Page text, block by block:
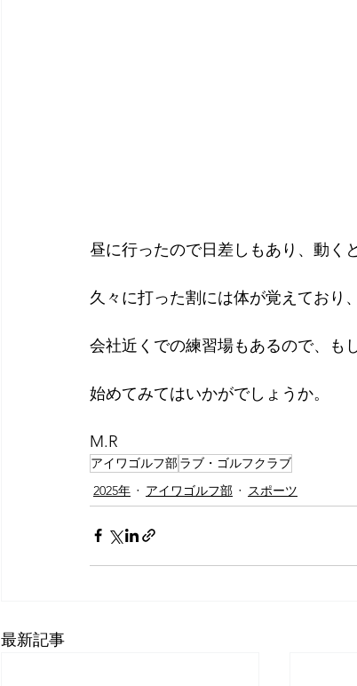
昼に行ったので日差しもあり、動く
久々に打った割には体が覚えており
会社近くでの練習場もあるので、も
始めてみてはいかがでしょうか。
M.R
アイワゴルフ部ラブ・ゴルフクラブ
2025年
アイワゴルフ部 スポーツ
最新記事